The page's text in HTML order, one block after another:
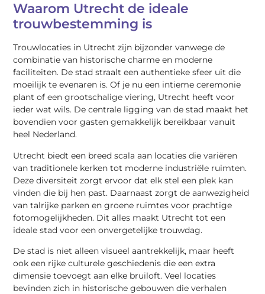
Waarom Utrecht de ideale
trouwbestemming is
Trouwlocaties in Utrecht zijn bijzonder vanwege de
combinatie van historische charme en moderne
faciliteiten. De stad straalt een authentieke sfeer uit die
moeilijk te evenaren is. Of je nu een intieme ceremonie
plant of een grootschalige viering, Utrecht heeft voor
ieder wat wils. De centrale ligging van de stad maakt het
bovendien voor gasten gemakkelijk bereikbaar vanuit
heel Nederland.
Utrecht biedt een breed scala aan locaties die variëren
van traditionele kerken tot moderne industriële ruimten.
Deze diversiteit zorgt ervoor dat elk stel een plek kan
vinden die bij hen past. Daarnaast zorgt de aanwezigheid
van talrijke parken en groene ruimtes voor prachtige
fotomogelijkheden. Dit alles maakt Utrecht tot een
ideale stad voor een onvergetelijke trouwdag.
De stad is niet alleen visueel aantrekkelijk, maar heeft
ook een rijke culturele geschiedenis die een extra
dimensie toevoegt aan elke bruiloft. Veel locaties
bevinden zich in historische gebouwen die verhalen